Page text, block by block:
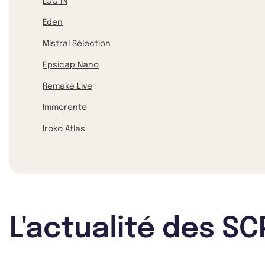
Eden
Mistral Sélection
Epsicap Nano
Remake Live
Immorente
Iroko Atlas
L'actualité des